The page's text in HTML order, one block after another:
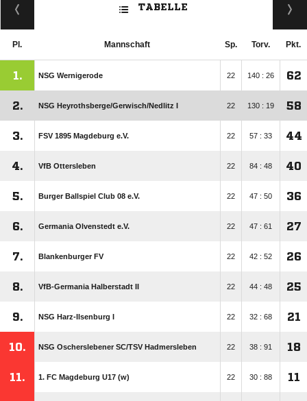
TABELLE
Pl. Mannschaft Sp. Torv. Pkt.
1. NSG Wernigerode 22 140 : 26 62
2. NSG Heyrothsberge/​Gerwisch/​Nedlitz I 22 130 : 19 58
3. FSV 1895 Magdeburg e.V. 22 57 : 33 44
4. VfB Ottersleben 22 84 : 48 40
5. Burger Ballspiel Club 08 e.V. 22 47 : 50 36
6. Germania Olvenstedt e.V. 22 47 : 61 27
7. Blankenburger FV 22 42 : 52 26
8. VfB-Germania Halberstadt II 22 44 : 48 25
9. NSG Harz-Ilsenburg I 22 32 : 68 21
10. NSG Oscherslebener SC/​TSV Hadmersleben 22 38 : 91 18
11. 1. FC Magdeburg U17 (w) 22 30 : 88 11